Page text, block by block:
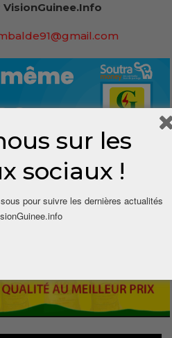
VisionGuinee.Info
sur les
sociaux !
pour suivre les dernières actualités